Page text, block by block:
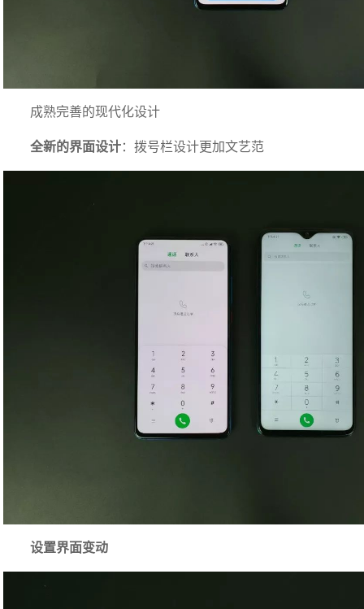
成熟完善的现代化设计
全新的界面设计：拨号栏设计更加文艺范
设置界面变动